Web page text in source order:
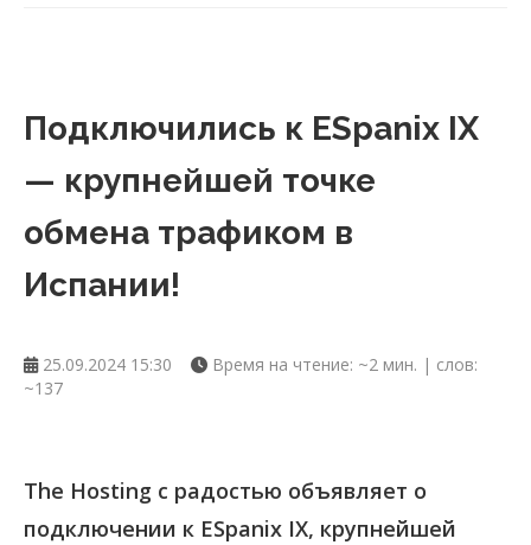
Подключились к ESpanix IX
— крупнейшей точке
обмена трафиком в
Испании!
25.09.2024 15:30
Время на чтение: ~2 мин. | слов:
~137
The Hosting с радостью объявляет о
подключении к ESpanix IX, крупнейшей